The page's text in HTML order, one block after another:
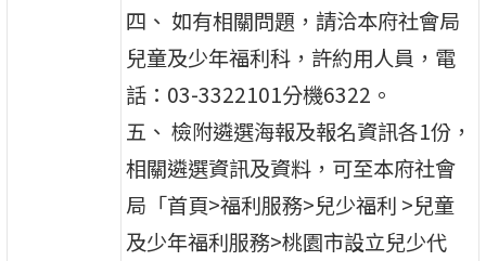
四、 如有相關問題，請洽本府社會局
兒童及少年福利科，許約用人員，電
話：03-3322101分機6322。
五、 檢附遴選海報及報名資訊各1份，
相關遴選資訊及資料，可至本府社會
局「首頁>福利服務>兒少福利 >兒童
及少年福利服務>桃園市設立兒少代